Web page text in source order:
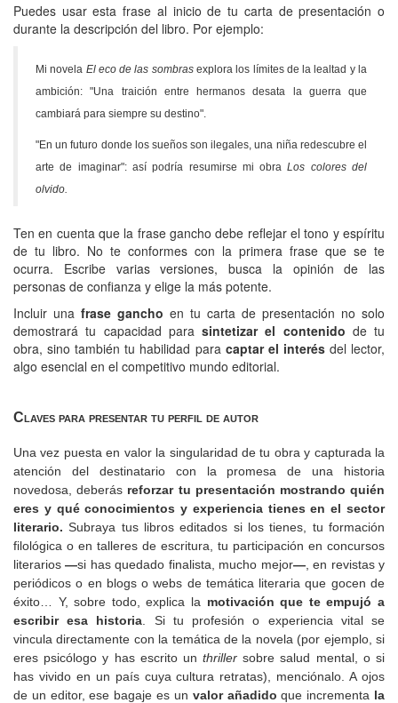
Puedes usar esta frase al inicio de tu carta de presentación o
durante la descripción del libro. Por ejemplo:
Mi novela El eco de las sombrasexplora los límites de la lealtad y la
ambición: "Una traición entre hermanos desata la guerra que
cambiará para siempre su destino".
"En un futuro donde los sueños son ilegales, una niña redescubre el
arte de imaginar": así podría resumirse mi obra Los colores del
olvido.
Ten en cuenta que la frase gancho debe reflejar el tono y espíritu
de tu libro. No te conformes con la primera frase que se te
ocurra. Escribe varias versiones, busca la opinión de las
personas de confianza y elige la más potente.
Incluir una frase gancho en tu carta de presentación no solo
demostrará tu capacidad para sintetizar el contenido de tu
obra, sino también tu habilidad para captar el interésdel lector,
algo esencial en el competitivo mundo editorial.
Claves para presentar tu perfil de autor
Una vez puesta en valor la singularidad de tu obra y capturada la
atención del destinatario con la promesa de una historia
novedosa, deberás reforzar tu presentación mostrando quién
eres y qué conocimientos y experiencia tienes en el sector
literario. Subraya tus libros editados si los tienes, tu formación
filológica o en talleres de escritura, tu participación en concursos
literarios—si has quedado finalista, mucho mejor—, en revistas y
periódicos o en blogs o webs de temática literaria que gocen de
éxito… Y, sobre todo, explica la motivación que te empujó a
escribir esa historia . Si tu profesión o experiencia vital se
vincula directamente con la temática de la novela (por ejemplo, si
eres psicólogo y has escrito unthriller sobre salud mental, o si
has vivido en un país cuya cultura retratas), menciónalo. A ojos
de un editor, ese bagaje es un valor añadido que incrementa la